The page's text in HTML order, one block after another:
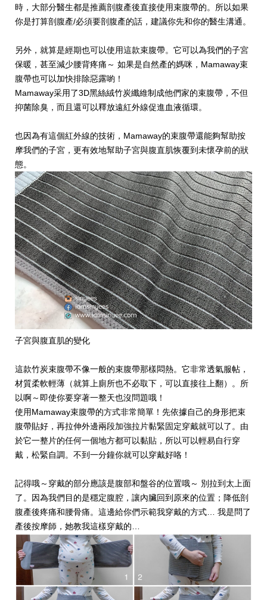
時，大部分醫生都是推薦剖腹產後直接使用束腹帶的。所以如果
你是打算剖腹產/必須要剖腹產的話，建議你先和你的醫生溝通。
另外，就算是經期也可以使用這款束腹帶。它可以為我們的子宮
保暖，甚至減少腰背疼痛～ 如果是自然產的媽咪，Mamaway束
腹帶也可以加快排除惡露喲！
Mamaway采用了3D黑絲絨竹炭纖維制成他們家的束腹帶，不但
抑菌除臭，而且還可以釋放遠紅外線促進血液循環。
也因為有這個紅外線的技術，Mamaway的束腹帶還能夠幫助按
摩我們的子宮，更有效地幫助子宮與腹直肌恢覆到未懷孕前的狀
態。
子宮與腹直肌的變化
這款竹炭束腹帶不像一般的束腹帶那樣悶熱。它非常透氣服帖，
材質柔軟輕薄（就算上廁所也不必取下，可以直接往上翻）。所
以啊～即使你要穿著一整天也沒問題哦！
使用Mamaway束腹帶的方式非常簡單！先依據自己的身形把束
腹帶貼好，再拉伸外邊兩段加強拉片黏緊固定穿戴就可以了。由
於它一整片的任何一個地方都可以黏貼，所以可以輕易自行穿
戴，松緊自調。不到一分鐘你就可以穿戴好咯！
記得哦～穿戴的部分應該是腹部和盤谷的位置哦～ 別拉到太上面
了。因為我們目的是穩定腹腔，讓內臟回到原來的位置；降低剖
腹產後疼痛和腰骨痛。這邊給你們示範我穿戴的方式… 我是問了
產後按摩師，她教我這樣穿戴的…